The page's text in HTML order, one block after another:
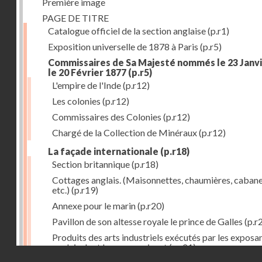
PAGE DE TITRE
Catalogue officiel de la section anglaise(p.r1)
Exposition universelle de 1878 à Paris (p.r5)
Commissaires de Sa Majesté nommés le 23
le 20 Février 1877 (p.r5)
L'empire de l'Inde(p.r12)
Les colonies (p.r12)
Commissaires des Colonies (p.r12)
Chargé de la Collection de Minéraux(p.r12)
La façade internationale (p.r18)
Section britannique(p.r18)
Cottages anglais. (Maisonnettes, chaumières,
etc.) (p.r19)
Annexe pour le marin(p.r20)
Pavillon de son altesse royale le prince de Galles
Produits des arts industriels exécutés par les
anglais dont les noms suivent(p.r21)